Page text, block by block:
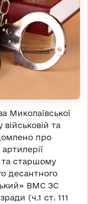
Миколаївської
та
про
та старшому
десантного
ВМС ЗС
(ч.1 ст. 111